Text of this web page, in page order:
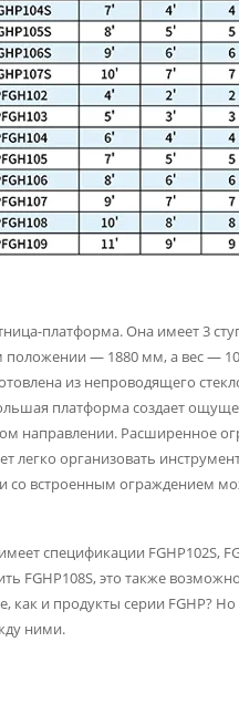
платформа. Она имеет 3
положении — 1880 мм, а вес —
из непроводящего
платформа создает
направлении. Расширенное
легко организовать
со встроенным ограждением
спецификации FGHP102S,
FGHP108S, это также
как и продукты серии FGHP?
ними.